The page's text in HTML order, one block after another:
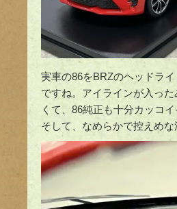
実車の86をBRZのヘッドラ
ですね。アイラインが入っ
くて、86純正も十分カッコ
そして、なめらかで控えめ